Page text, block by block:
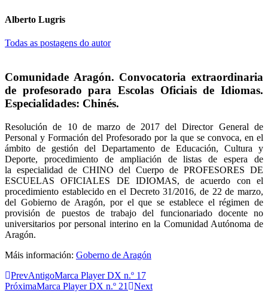
Alberto Lugris
Todas as postagens do autor
Comunidade Aragón. Convocatoria extraordinaria
de profesorado para Escolas Oficiais de Idiomas.
Especialidades: Chinés.
Resolución de 10 de marzo de 2017 del Director General de
Personal y Formación del Profesorado por la que se convoca, en el
ámbito de gestión del Departamento de Educación, Cultura y
Deporte, procedimiento de ampliación de listas de espera de
la especialidad de CHINO del Cuerpo de PROFESORES DE
ESCUELAS OFICIALES DE IDIOMAS, de acuerdo con el
procedimiento establecido en el Decreto 31/2016, de 22 de marzo,
del Gobierno de Aragón, por el que se establece el régimen de
provisión de puestos de trabajo del funcionariado docente no
universitarios por personal interino en la Comunidad Autónoma de
Aragón.
Máis información: Goberno de Aragón
PrevAntigoMarca Player DX n.º 17
PróximaMarca Player DX n.º 21 Next